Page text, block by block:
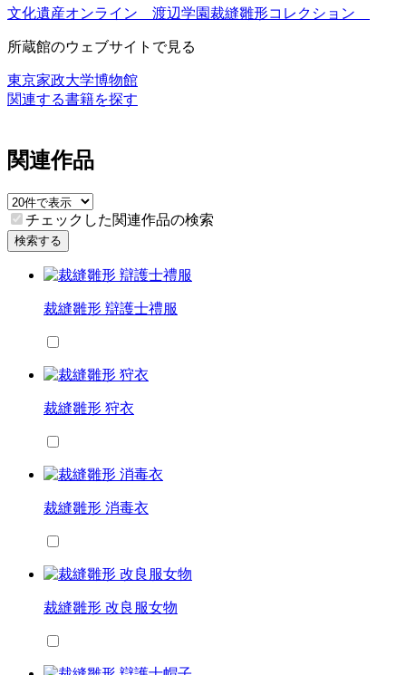
文化遺産オンライン 渡辺学園裁縫雛形コレクション
所蔵館のウェブサイトで見る
東京家政大学博物館
関連する書籍を探す
関連作品
チェックした関連作品の検索
検索する
裁縫雛形 辯護士禮服
裁縫雛形 狩衣
裁縫雛形 消毒衣
裁縫雛形 改良服女物